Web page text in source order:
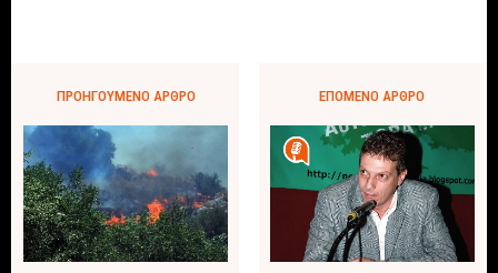
ΠΡΟΗΓΟΎΜΕΝΟ ΆΡΘΡΟ ΕΠΌΜΕΝΟ ΆΡΘΡΟ